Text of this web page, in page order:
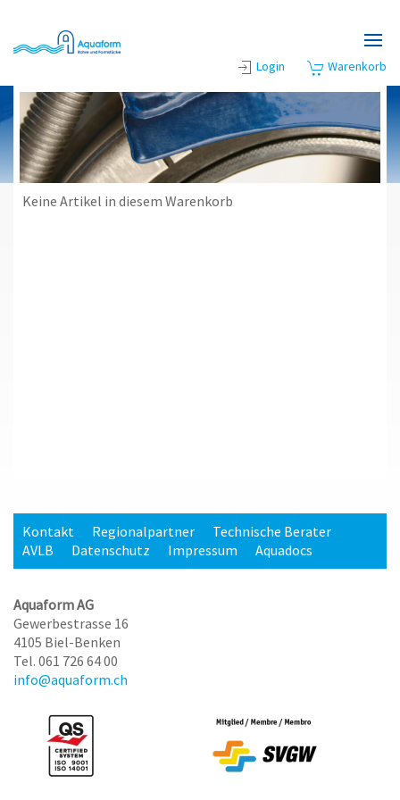
Zum Hauptinhalt springen
Login Warenkorb
Keine Artikel in diesem Warenkorb
Kontakt Regionalpartner
Technische Berater
AVLB
Datenschutz Impressum Aquadocs
Aquaform AG
Gewerbestrasse 16
4105 Biel-Benken
Tel. 061 726 64 00
info@aquaform.ch